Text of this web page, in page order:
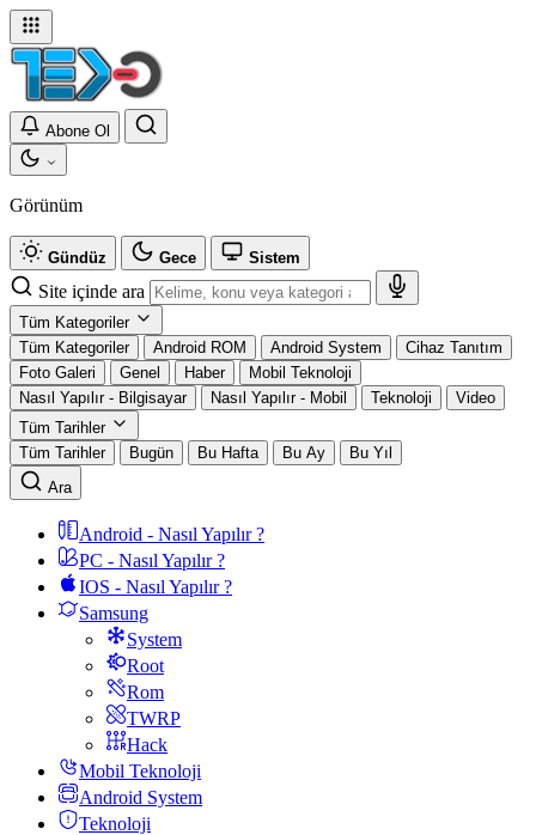
Abone Ol
Görünüm
Gündüz Gece Sistem
Site içinde ara
Tüm Kategoriler
Tüm Kategoriler
Android ROM Android System
Cihaz Tanıtım
Foto Galeri
Genel Haber
Mobil Teknoloji
Nasıl Yapılır - Bilgisayar
Nasıl Yapılır - Mobil Teknoloji
Video
Tüm Tarihler
Tüm Tarihler
Bugün Bu Hafta Bu Ay
Bu Yıl
Ara
Android - Nasıl Yapılır ?
PC - Nasıl Yapılır ?
IOS - Nasıl Yapılır ?
Samsung
System
Root
Rom
TWRP
Hack
Mobil Teknoloji
Android System
Teknoloji